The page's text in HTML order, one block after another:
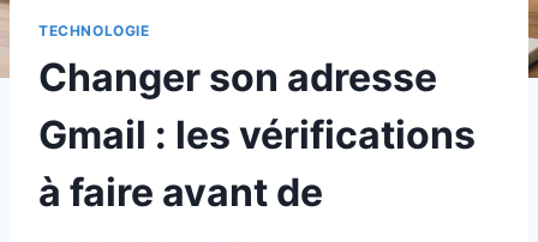
TECHNOLOGIE
Changer son adresse
Gmail : les vérifications
à faire avant de